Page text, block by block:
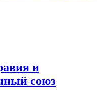
и
союз